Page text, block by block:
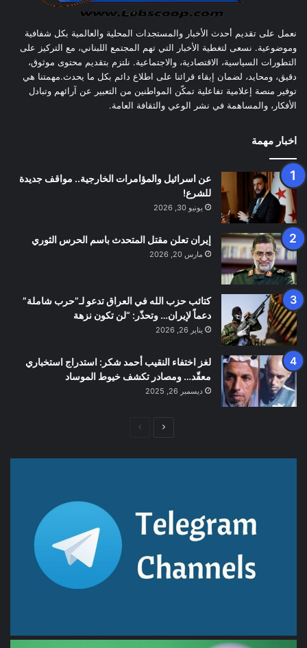
نعمل على تقديم أحدث الأخبار والمستجدات المحلية والعالمية بكل شفافية
وموضوعية. نسعى لتغطية الأخبار التي تهم المجتمع اللبناني، مع التركيز على
التطورات السياسية، الاقتصادية، والاجتماعية. نلتزم بتقديم محتوى موثوق،
دقيق، ومحايد، لضمان إبقاء قرائنا على اطلاع دائم بكل ما يحدث.مهمتنا هي
توفير منصة إعلامية تفاعلية تمكّن المواطنين من التعبير عن آرائهم وتبادل
الأفكار، والمساهمة في نشر الوعي والثقافة العامة.
اخبار مهمة
عن اسرائيل والمؤامرات الخارجية.. مواقف جديدة
للشرع!
يونيو 30, 2026
إيران تعلن مقتل المتحدث باسم الحرس الثوري
مارس 20, 2026
كتائب حزب الله في العراق تدعو لـ”حرب شاملة”
دعماً لإيران… وتحذّر: “لن تكون نزهة
يناير 26, 2026
لغز اختفاء النقيب أحمد شكر: استدراج استخباري
معقّد… ومصادر تكشف خيوط الموساد
ديسمبر 26, 2025
الصفحة